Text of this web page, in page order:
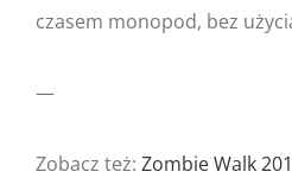
czasem monopod, bez
—
Zobacz też: Zombie Walk